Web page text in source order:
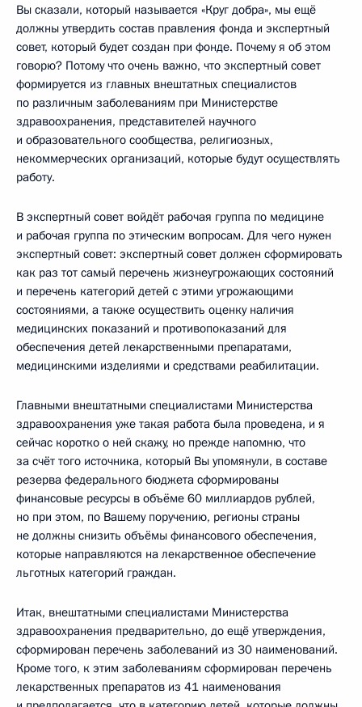
Вы сказали, который называется «Круг добра», мы ещё
должны утвердить состав правления фонда и экспертный
совет, который будет создан при фонде. Почему я об этом
говорю? Потому что очень важно, что экспертный совет
формируется из главных внештатных специалистов
по различным заболеваниям при Министерстве
здравоохранения, представителей научного
и образовательного сообщества, религиозных,
некоммерческих организаций, которые будут осуществлять
работу.
В экспертный совет войдёт рабочая группа по медицине
и рабочая группа по этическим вопросам. Для чего нужен
экспертный совет: экспертный совет должен сформировать
как раз тот самый перечень жизнеугрожающих состояний
и перечень категорий детей с этими угрожающими
состояниями, а также осуществить оценку наличия
медицинских показаний и противопоказаний для
обеспечения детей лекарственными препаратами,
медицинскими изделиями и средствами реабилитации.
Главными внештатными специалистами Министерства
здравоохранения уже такая работа была проведена, и я
сейчас коротко о ней скажу, но прежде напомню, что
за счёт того источника, который Вы упомянули, в составе
резерва федерального бюджета сформированы
финансовые ресурсы в объёме 60 миллиардов рублей,
но при этом, по Вашему поручению, регионы страны
не должны снизить объёмы финансового обеспечения,
которые направляются на лекарственное обеспечение
льготных категорий граждан.
Итак, внештатными специалистами Министерства
здравоохранения предварительно, до ещё утверждения,
сформирован перечень заболеваний из 30 наименований.
Кроме того, к этим заболеваниям сформирован перечень
лекарственных препаратов из 41 наименования